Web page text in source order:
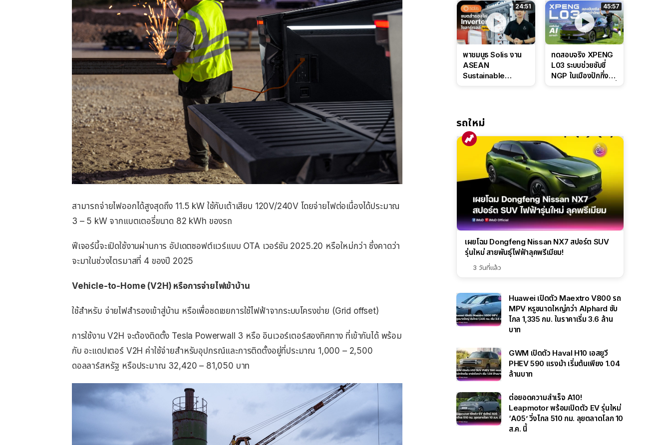
สามารถจ่ายไฟออกได้สูงสุดถึง 11.5 kW ใช้กับเต้าเสียบ 120V/240V โดยจ่ายไฟต่อเนื่องได้ประมาณ
3 – 5 kW จากแบตเตอรี่ขนาด 82 kWh ของรถ
ฟีเจอร์นี้จะเปิดใช้งานผ่านการ อัปเดตซอฟต์แวร์แบบ OTA เวอร์ชัน 2025.20 หรือใหม่กว่า ซึ่งคาดว่า
จะมาในช่วงไตรมาสที่ 4 ของปี 2025
Vehicle-to-Home (V2H) หรือการจ่ายไฟเข้าบ้าน
ใช้สำหรับ จ่ายไฟสำรองเข้าสู่บ้าน หรือเพื่อชดเชยการใช้ไฟฟ้าจากระบบโครงข่าย (Grid offset)
การใช้งาน V2H จะต้องติดตั้ง Tesla Powerwall 3 หรือ อินเวอร์เตอร์สองทิศทาง ที่เข้ากันได้ พร้อม
กับ อะแดปเตอร์ V2H ค่าใช้จ่ายสำหรับอุปกรณ์และการติดตั้งอยู่ที่ประมาณ 1,000 – 2,500
ดอลลาร์สหรัฐ หรือประมาณ 32,420 – 81,050 บาท
ล่างหนึบ ลุ้นราคา 7
แสนต้น
ดุดันสไตล์ครอบครัว
สายลุย
24:51
พาชมบูธ Solis งาน
ASEAN
Sustainable
IntelliHouse และ
EverCORE โซลูชัน
ESS ครบวงจร
45:57
ทดสอบจริง XPENG
L03 ระบบช่วยขับขี่
NGP ในเมืองปักกิ่ง
รถใหม่
เผยโฉม Dongfeng Nissan NX7 สปอร์ต SUV
รุ่นใหม่ สายพันธุ์ไฟฟ้าลุคพรีเมียม!
3 วันที่แล้ว
Huawei เปิดตัว Maextro V800 รถ
MPV หรูขนาดใหญ่กว่า Alphard ขับ
ไกล 1,335 กม. ในราคาเริ่ม 3.6 ล้าน
บาท
GWM เปิดตัว Haval H10 เอสยูวี
PHEV 590 แรงม้า เริ่มต้นเพียง 1.04
ล้านบาท
ต่อยอดความสำเร็จ A10!
Leapmotor พร้อมเปิดตัว EV รุ่นใหม่
‘A05’ วิ่งไกล 510 กม. ลุยตลาดโลก 10
ส.ค. นี้